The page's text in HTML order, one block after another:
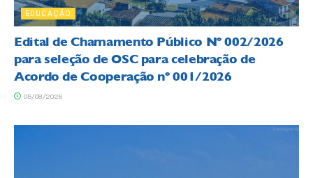
EDUCAÇÃO
Edital de Chamamento Público Nº 002/2026
para seleção de OSC para celebração de
Acordo de Cooperação nº 001/2026
05/08/2026